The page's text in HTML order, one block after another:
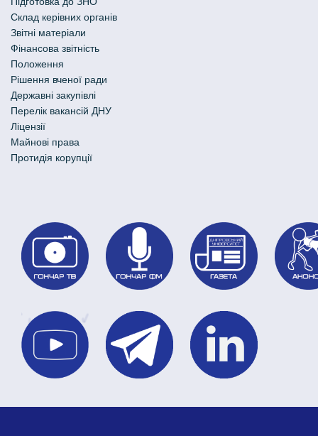
Склад керівних органів
Звітні матеріали
Фінансова звітність
Положення
Рішення вченої ради
Державні закупівлі
Перелік вакансій ДНУ
Ліцензії
Майнові права
Протидія корупції